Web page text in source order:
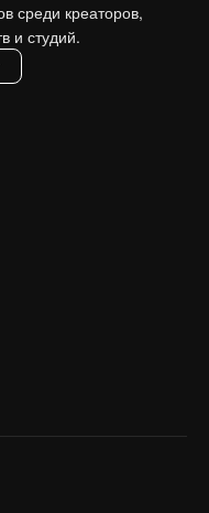
среди креаторов,
и студий.